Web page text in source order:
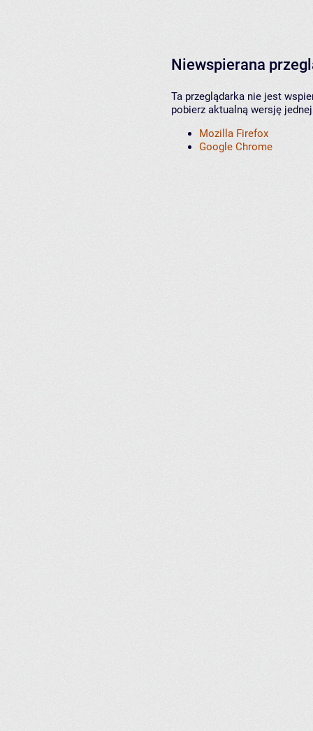
Niewspierana
Ta przeglądarka nie jest
pobierz aktualną wersję
Mozilla Firefox
Google Chrome